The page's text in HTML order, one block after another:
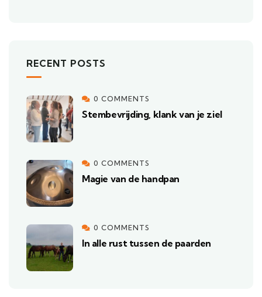
RECENT POSTS
0 COMMENTS
Stembevrijding, klank van je ziel
0 COMMENTS
Magie van de handpan
0 COMMENTS
In alle rust tussen de paarden